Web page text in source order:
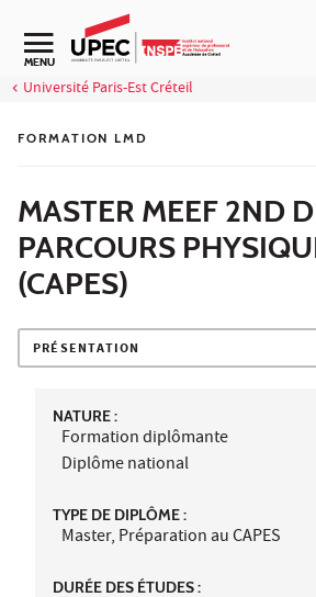
Aller au contenu
Navigation secondaire
MENU
Université Paris-Est Créteil
FORMATION LMD
MASTER MEEF 2ND
PARCOURS
(CAPES)
PRÉSENTATION
NATURE :
Formation diplômante
Diplôme national
TYPE DE DIPLÔME :
Master, Préparation au CAPES
DURÉE DES ÉTUDES :